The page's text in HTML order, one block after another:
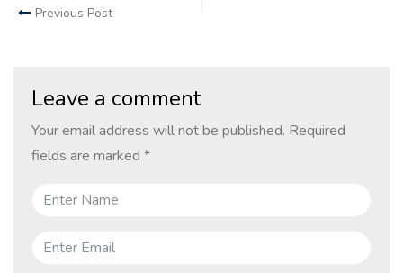
Previous Post
Leave a comment
Your email address will not be published. Required
fields are marked *